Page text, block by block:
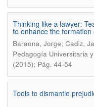
Thinking like a lawyer:
to enhance the formation
Baraona, Jorge; Cadiz,
Pedagogía Universitaria
(2015); Pág. 44-54
Tools to dismantle